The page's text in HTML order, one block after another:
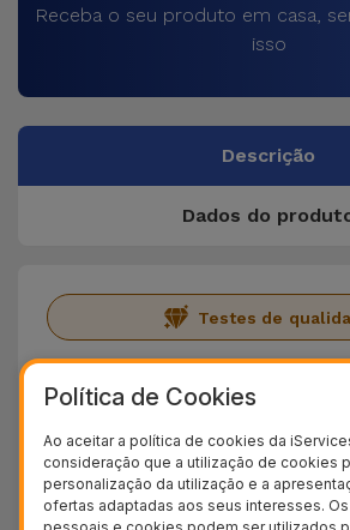
Receba o seu produto em casa,
isso
Descrição
Dados do
Testes de
Garantia
Entrega Grátis
Política de Cookies
Ao aceitar a política de cookies da
consideração que a utilização de cookies
personalização da utilização e a
ofertas adaptadas aos seus interesses.
pessoais e cookies podem ser utilizados